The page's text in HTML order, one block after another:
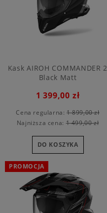
Kask AIROH COMMANDER 2
Black Matt
1 399,00 zł
Cena regularna: 1 899,00 zł
Najniższa cena:1 499,00 zł
DO KOSZYKA
PROMOCJA